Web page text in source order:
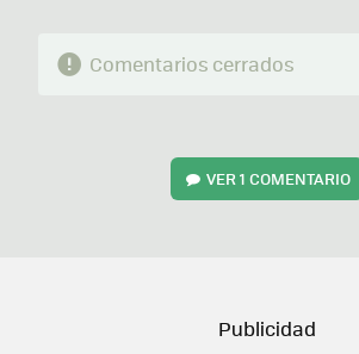
Comentarios cerrados
VER1 COMENTARIO